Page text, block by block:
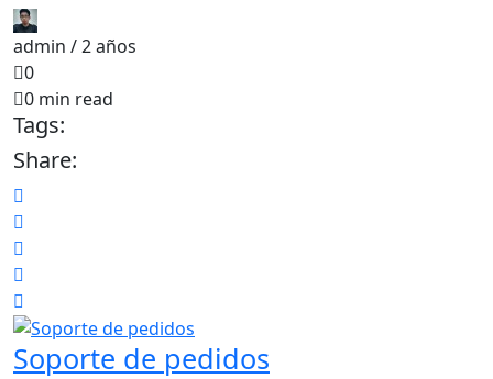
admin /2 años
0
0 min read
Tags:
Share:
Soporte de pedidos